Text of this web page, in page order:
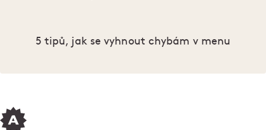
5 tipů, jak se vyhnout chybám v menu